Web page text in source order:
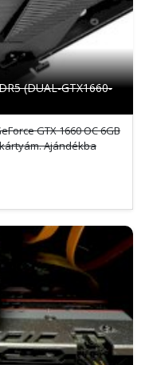
(DUAL-GTX1660-
GTX 1660 OC 6GB
Ajándékba